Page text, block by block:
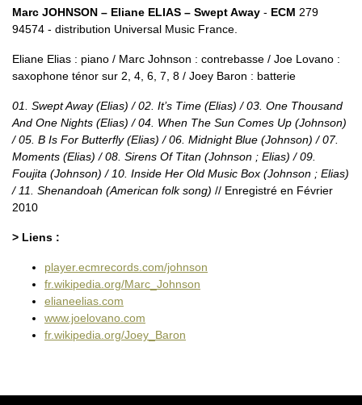
Marc JOHNSON – Eliane ELIAS – Swept Away - ECM 279
94574 - distribution Universal Music France.
Eliane Elias : piano / Marc Johnson : contrebasse / Joe Lovano :
saxophone ténor sur 2, 4, 6, 7, 8 / Joey Baron : batterie
01. Swept Away (Elias) / 02. It’s Time (Elias) / 03. One Thousand
And One Nights (Elias) / 04. When The Sun Comes Up (Johnson)
/ 05. B Is For Butterfly (Elias) / 06. Midnight Blue (Johnson) / 07.
Moments (Elias) / 08. Sirens Of Titan (Johnson ; Elias) / 09.
Foujita (Johnson) / 10. Inside Her Old Music Box (Johnson ; Elias)
/ 11. Shenandoah (American folk song) // Enregistré en Février
2010
> Liens :
player.ecmrecords.com/johnson
fr.wikipedia.org/Marc_Johnson
elianeelias.com
www.joelovano.com
fr.wikipedia.org/Joey_Baron